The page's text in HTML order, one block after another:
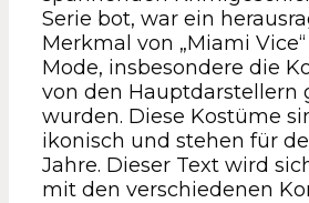
Serie bot, war ein
Merkmal von „Miami
Mode, insbesondere die
von den Hauptdarstellern
wurden. Diese Kostüme
ikonisch und stehen für
Jahre. Dieser Text wird
mit den verschiedenen